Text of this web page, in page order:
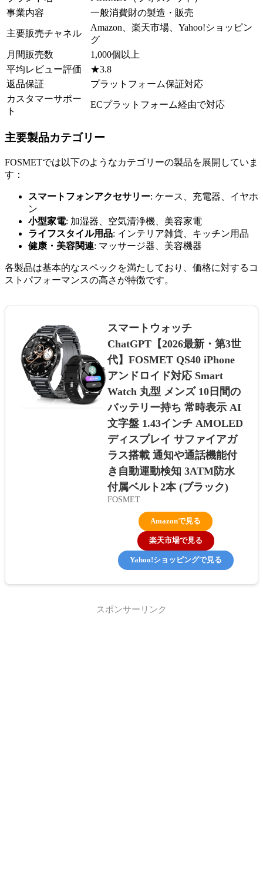
事業内容
一般消費財の製造・販売
主要販売チャネル
Amazon、楽天市場、Yahoo!ショッピン
グ
月間販売数
1,000個以上
平均レビュー評価
★3.8
返品保証
プラットフォーム保証対応
カスタマーサポー
ト
ECプラットフォーム経由で対応
主要製品カテゴリー
FOSMETでは以下のようなカテゴリーの製品を展開していま
す：
スマートフォンアクセサリー: ケース、充電器、イヤホ
ン
小型家電: 加湿器、空気清浄機、美容家電
ライフスタイル用品: インテリア雑貨、キッチン用品
健康・美容関連: マッサージ器、美容機器
各製品は基本的なスペックを満たしており、価格に対するコ
ストパフォーマンスの高さが特徴です。
スマートウォッチ
ChatGPT【2026最新・第3世
代】FOSMET QS40 iPhone
アンドロイド対応 Smart
Watch 丸型 メンズ 10日間の
バッテリー持ち 常時表示 AI
文字盤 1.43インチ AMOLED
ディスプレイ サファイアガ
ラス搭載 通知や通話機能付
き自動運動検知 3ATM防水
付属ベルト2本 (ブラック)
FOSMET
Amazonで見る
楽天市場で見る
Yahoo!ショッピングで見る
スポンサーリンク